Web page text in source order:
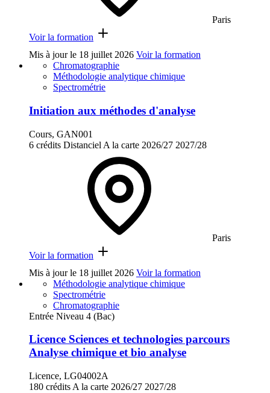
Paris
Voir la formation
Mis à jour le 18 juillet 2026 Voir la formation
Chromatographie
Méthodologie analytique chimique
Spectrométrie
Initiation aux méthodes d'analyse
Cours, GAN001
6 crédits Distanciel A la carte 2026/27 2027/28
Paris
Voir la formation
Mis à jour le 18 juillet 2026 Voir la formation
Méthodologie analytique chimique
Spectrométrie
Chromatographie
Entrée Niveau 4 (Bac)
Licence Sciences et technologies parcours
Analyse chimique et bio analyse
Licence, LG04002A
180 crédits A la carte 2026/27 2027/28